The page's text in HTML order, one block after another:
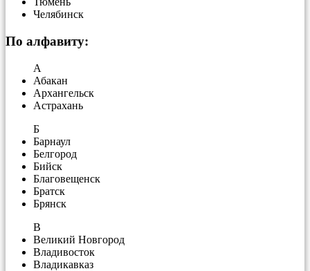
Челябинск
По алфавиту:
А
Абакан
Архангельск
Астрахань
Б
Барнаул
Белгород
Бийск
Благовещенск
Братск
Брянск
В
Великий Новгород
Владивосток
Владикавказ